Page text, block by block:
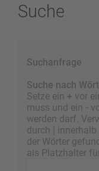
Suche
Suchanfrage
Suche nach
Setze ein + vor
muss und ein -
werden darf.
durch
innerhalb
der Wörter
als Platzhalter